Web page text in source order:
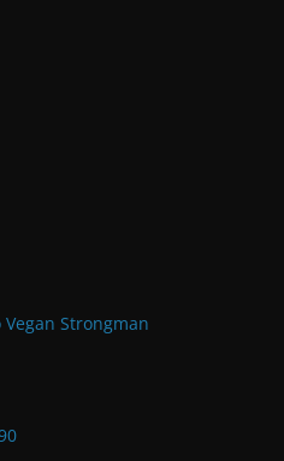
Strongman